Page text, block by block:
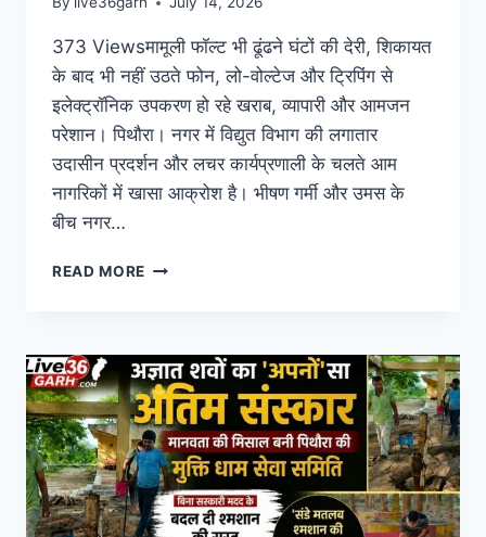
373 Viewsमामूली फॉल्ट भी ढूंढने घंटों की देरी, शिकायत
के बाद भी नहीं उठते फोन, लो-वोल्टेज और ट्रिपिंग से
इलेक्ट्रॉनिक उपकरण हो रहे खराब, व्यापारी और आमजन
परेशान। पिथौरा। नगर में विद्युत विभाग की लगातार
उदासीन प्रदर्शन और लचर कार्यप्रणाली के चलते आम
नागरिकों में खासा आक्रोश है। भीषण गर्मी और उमस के
बीच नगर…
READ MORE